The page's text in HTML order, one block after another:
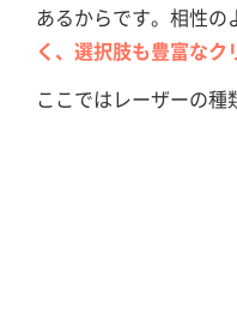
あるからです。相性の
く、選択肢も豊富な
ここではレーザーの種